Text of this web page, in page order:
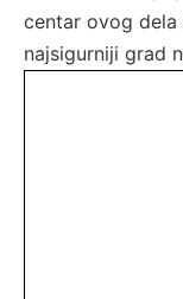
centar ovog dela
najsigurniji grad